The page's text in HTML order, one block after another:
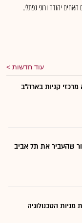
יהודה ורוני נפתלי..
עוד חדשות
קניות בארה"ב
שהעביר את תל אביב
הטכנולוגיה